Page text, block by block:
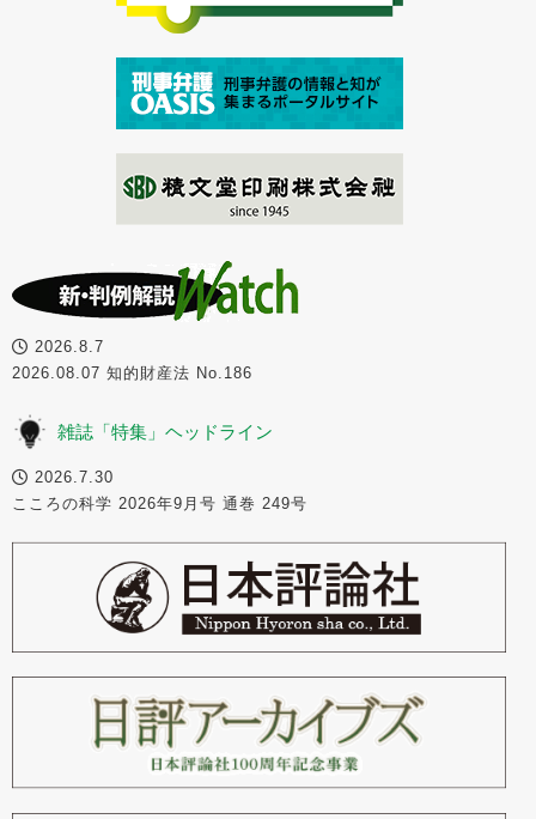
2026.8.7
2026.08.07 知的財産法 No.186
雑誌「特集」ヘッドライン
2026.7.30
こころの科学 2026年9月号 通巻 249号